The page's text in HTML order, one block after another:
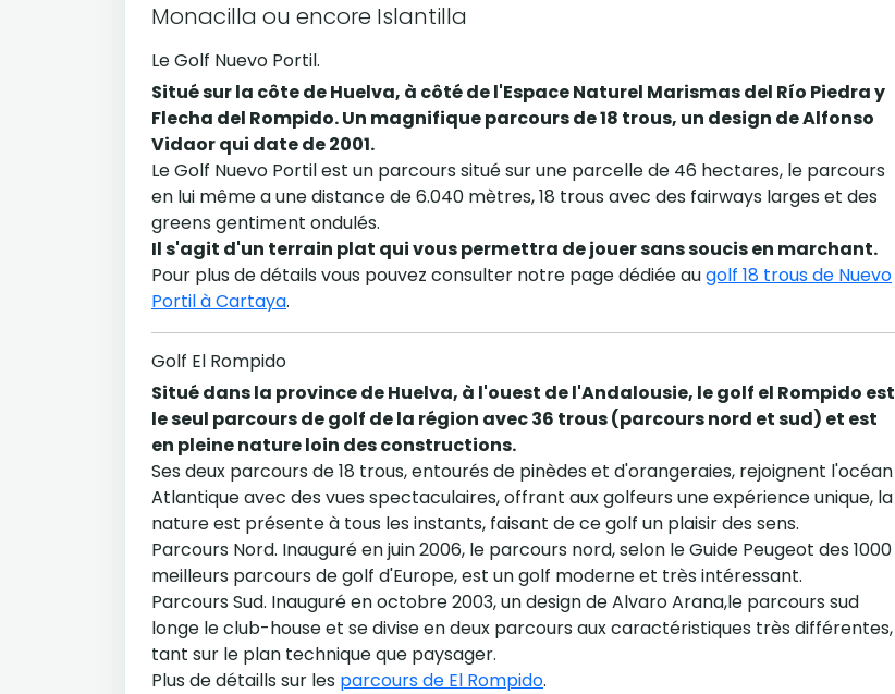
Monacilla ou encore Islantilla
Le Golf Nuevo Portil.
Situé sur la côte de Huelva, à côté de l'Espace Naturel Marismas del Río Piedra y
Flecha del Rompido. Un magnifique parcours de 18 trous, un design de Alfonso
Vidaor qui date de 2001.
Le Golf Nuevo Portil est un parcours situé sur une parcelle de 46 hectares, le parcours
en lui même a une distance de 6.040 mètres, 18 trous avec des fairways larges et des
greens gentiment ondulés.
Il s'agit d'un terrain plat qui vous permettra de jouer sans soucis en marchant.
Pour plus de détails vous pouvez consulter notre page dédiée augolf 18 trous de Nuevo
Portil à Cartaya.
Golf El Rompido
Situé dans la province de Huelva, à l'ouest de l'Andalousie, le golf el Rompido est
le seul parcours de golf de la région avec 36 trous (parcours nord et sud) et est
en pleine nature loin des constructions.
Ses deux parcours de 18 trous, entourés de pinèdes et d'orangeraies, rejoignent l'océan
Atlantique avec des vues spectaculaires, offrant aux golfeurs une expérience unique, la
nature est présente à tous les instants, faisant de ce golf un plaisir des sens.
Parcours Nord. Inauguré en juin 2006, le parcours nord, selon le Guide Peugeot des 1000
meilleurs parcours de golf d'Europe, est un golf moderne et très intéressant.
Parcours Sud. Inauguré en octobre 2003, un design de Alvaro Arana,le parcours sud
longe le club-house et se divise en deux parcours aux caractéristiques très différentes,
tant sur le plan technique que paysager.
Plus de détaills sur les parcours de El Rompido.